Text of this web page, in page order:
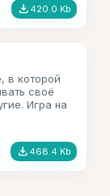
file_download 420.0 Kb
в которой
своё
Игра на
file_download 468.4 Kb